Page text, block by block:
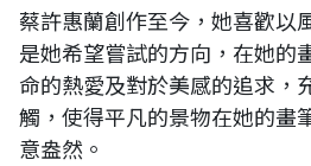
蔡許惠蘭創作至今，她喜歡以
是她希望嘗試的方向，在她的
命的熱愛及對於美感的追求，
觸，使得平凡的景物在她的畫
意盎然。